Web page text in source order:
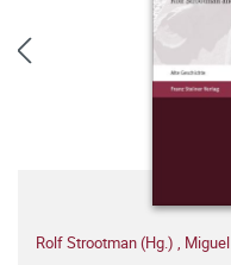
Rolf Strootman (Hg.) ,